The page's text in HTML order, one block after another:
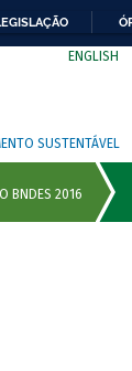
ENGLISH
SUSTENTÁVEL